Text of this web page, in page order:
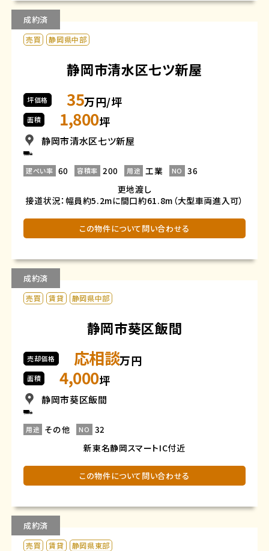
成約済
売買 静岡県中部
静岡市清水区七ツ新屋
坪価格 35万円/坪
面積 1,800坪
静岡市清水区七ツ新屋
建ぺい率 60 容積率 200 用途 工業 NO
36
更地渡し
接道状況：幅員約5.2mに間口約61.8m（大型車両進入可）
この物件について問い合わせる
成約済
売買 賃貸 静岡県中部
静岡市葵区飯間
売却価格 応相談万円
面積 4,000坪
静岡市葵区飯間
用途 その他 NO
32
新東名静岡スマートIC付近
この物件について問い合わせる
成約済
売買 賃貸 静岡県東部